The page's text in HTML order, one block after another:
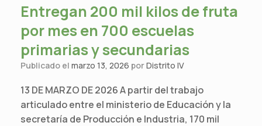
Entregan 200 mil kilos de fruta
por mes en 700 escuelas
primarias y secundarias
Publicado el marzo 13, 2026 porDistrito IV
13 DE MARZO DE 2026 A partir del trabajo
articulado entre el ministerio de Educación y la
secretaría de Producción e Industria, 170 mil